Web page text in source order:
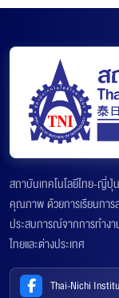
สถาบันเทคโนโลยีไทย-ญี่
คุณภาพ ด้วยการเรียนกา
ประสบการณ์จากการทำง
ไทยและต่างประเทศ
Thai-Nichi